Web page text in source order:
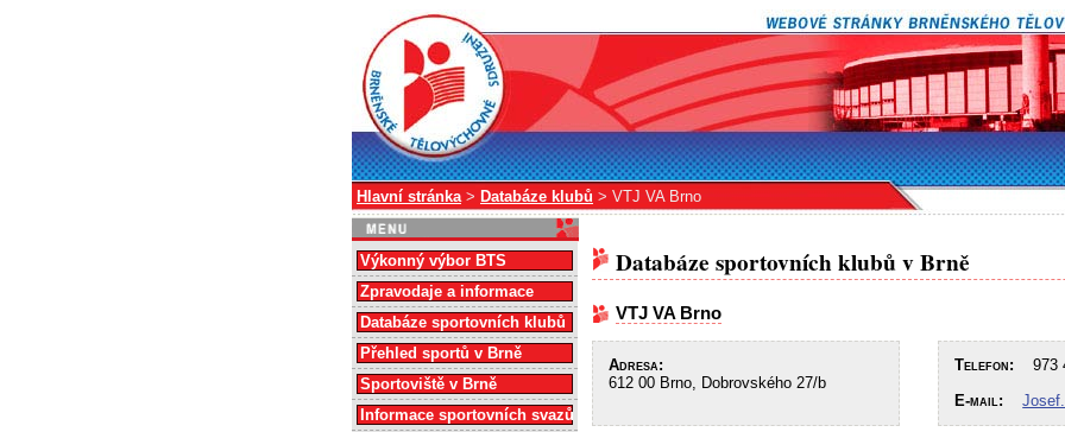
Hlavní stránka> Databáze klubů > VTJ VA Brno
Databáze sportovních klubů v Brně
VTJ VA Brno
Adresa:
612 00 Brno, Dobrovského 27/b
Telefon: 973
E-mail:
Výkonný výbor BTS
Zpravodaje a informace
Databáze sportovních klubů
Přehled sportů v Brně
Sportoviště v Brně
Informace sportovních svazů